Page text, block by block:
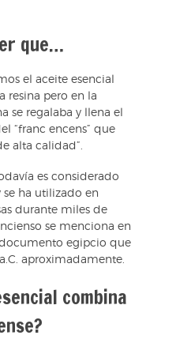
que…
el aceite esencial
resina pero en la
se regalaba y llena el
“franc encens” que
alta calidad”.
es considerado
se ha utilizado en
durante miles de
se menciona en
egipcio que
aproximadamente.
combina